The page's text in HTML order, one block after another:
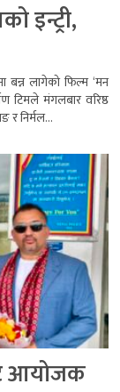
इन्ट्री,
बन्न लागेको फिल्म ‘मन
टिमले मंगलबार वरिष्ठ
र निर्मल...
आयोजक